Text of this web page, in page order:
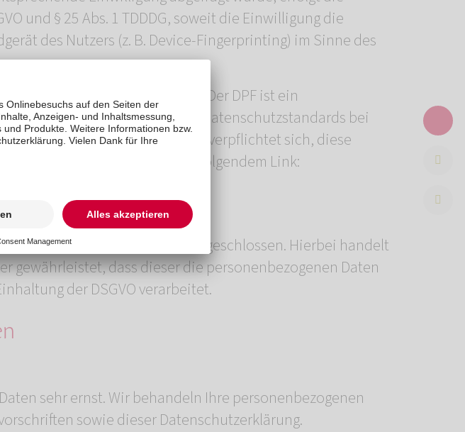
und § 25 Abs. 1 TDDDG, soweit die Einwilligung die
des Nutzers (z. B. Device-Fingerprinting) im Sinne des
Privacy Framework“ (DPF). Der DPF ist ein
die Einhaltung europäischer Datenschutzstandards bei
DPF zertifizierte Unternehmen verpflichtet sich, diese
Sie vom Anbieter unter folgendem Link:
des oben genannten Dienstes geschlossen. Hierbei handelt
gewährleistet, dass dieser die personenbezogenen Daten
der DSGVO verarbeitet.
sehr ernst. Wir behandeln Ihre personenbezogenen
sowie dieser Datenschutzerklärung.